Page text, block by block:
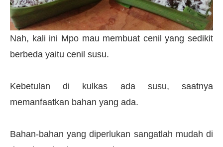
Nah, kali ini Mpo mau membuat cenil yang sedikit
berbeda yaitu cenil susu.
Kebetulan di kulkas ada susu, saatnya
memanfaatkan bahan yang ada.
Bahan-bahan yang diperlukan sangatlah mudah di